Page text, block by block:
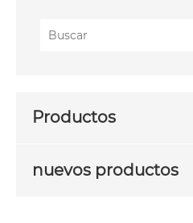
Productos
nuevos productos